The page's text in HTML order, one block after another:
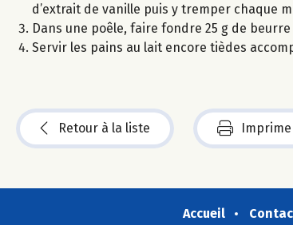
d’extrait de vanille puis y tremper chaque
Dans une poêle, faire fondre 25 g de
Servir les pains au lait encore tièdes
Retour à la liste
Accueil